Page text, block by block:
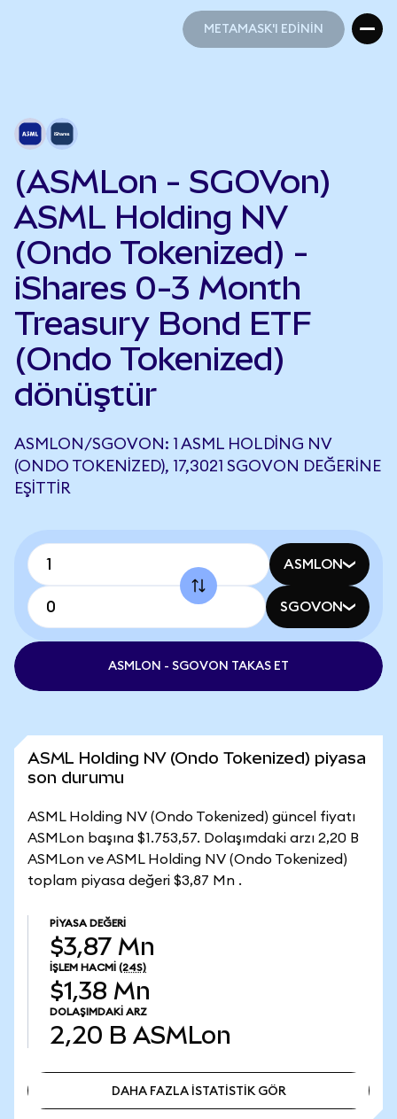
METAMASK'I EDİNİN
(ASMLon - SGOVon)
ASML Holding NV
(Ondo Tokenized) -
iShares 0-3 Month
Treasury Bond ETF
(Ondo Tokenized)
dönüştür
ASMLON/SGOVON: 1 ASML HOLDING NV
(ONDO TOKENIZED), 17,3021 SGOVON DEĞERINE
EŞITTIR
ASMLON
SGOVON
ASMLON - SGOVON TAKAS ET
ASML Holding NV (Ondo Tokenized) piyasa
son durumu
ASML Holding NV (Ondo Tokenized) güncel fiyatı
ASMLon başına $1.753,57. Dolaşımdaki arzı 2,20 B
ASMLon ve ASML Holding NV (Ondo Tokenized)
toplam piyasa değeri $3,87 Mn .
PIYASA DEĞERI
$3,87 Mn
İŞLEM HACMI (24S)
$1,38 Mn
DOLAŞIMDAKI ARZ
2,20 B ASMLon
DAHA FAZLA İSTATİSTİK GÖR